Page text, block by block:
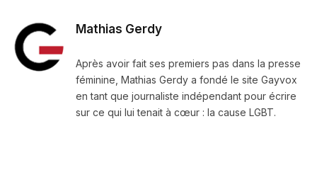
Mathias Gerdy
Après avoir fait ses premiers pas dans la presse
féminine, Mathias Gerdy a fondé le site Gayvox
en tant que journaliste indépendant pour écrire
sur ce qui lui tenait à cœur : la cause LGBT.